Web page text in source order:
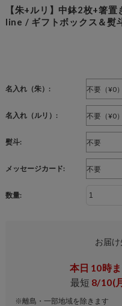
【朱+ルリ】中鉢2枚+箸
line / ギフトボックス＆熨
名入れ（朱）:
名入れ（ルリ）:
熨斗:
メッセージカード:
数量:
お届
本日 10時
最短 8/10(
※離島・一部地域を除きます